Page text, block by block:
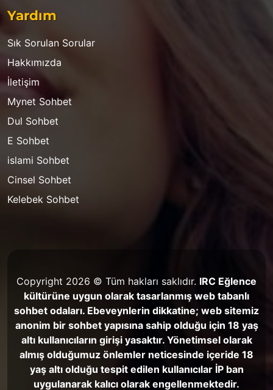
Yardım
Sık Sorulan Sorular
Hakkımızda
İletişim
Mynet Sohbet
Dul Sohbet
E Sohbet
islami Sohbet
Cinsel Sohbet
Kelebek Sohbet
Copyright 2026 © Tüm hakları saklıdır. IRC Eğlence
kültürüne uygun olarak tasarlanmış web tabanlı
sohbet odaları. Ebeveynlerin dikkatine; web sitemiz
anonim bir sohbet yapısına sahip olduğu için 18 yaş
altı kullanıcıların girişi yasaktır. Yönetimsel olarak
almış olduğumuz önlemler neticesinde içeride 18
yaş altı olduğu tespit edilen kullanıcılar İP ban
uygulanarak kalıcı olarak engellenmektedir.